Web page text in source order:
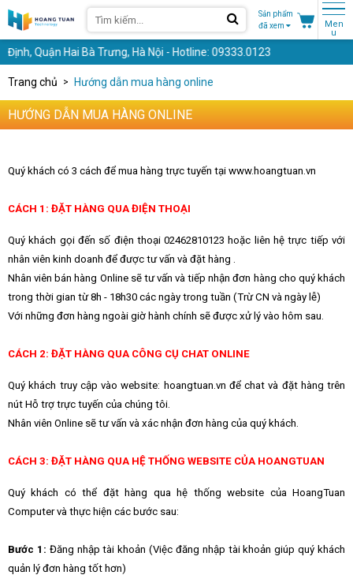
Sản phẩm
đã xem
Men
u
Quận Hai Bà Trưng, Hà Nội - Hotline: 09333.0123
Trang chủ Hướng dẫn mua hàng online
HƯỚNG DẪN MUA HÀNG ONLINE
Quý khách có 3 cách để mua hàng trực tuyến tại www.hoangtuan.vn
CÁCH 1: ĐẶT HÀNG QUA ĐIỆN THOẠI
Quý khách gọi đến số điện thoại 02462810123 hoặc liên hệ trực tiếp với
nhân viên kinh doanh để được tư vấn và đặt hàng .
Nhân viên bán hàng Online sẽ tư vấn và tiếp nhận đơn hàng cho quý khách
trong thời gian từ 8h - 18h30 các ngày trong tuần (Trừ CN và ngày lễ)
Với những đơn hàng ngoài giờ hành chính sẽ được xử lý vào hôm sau.
CÁCH 2: ĐẶT HÀNG QUA CÔNG CỤ CHAT ONLINE
Quý khách truy cập vào website: hoangtuan.vn để chat và đặt hàng trên
nút Hỗ trợ trực tuyến của chúng tôi.
Nhân viên Online sẽ tư vấn và xác nhận đơn hàng của quý khách.
CÁCH 3: ĐẶT HÀNG QUA HỆ THỐNG WEBSITE CỦA HOANGTUAN
Quý khách có thể đặt hàng qua hệ thống website của HoangTuan
Computer và thực hiện các bước sau:
Bước 1: Đăng nhập tài khoản (Việc đăng nhập tài khoản giúp quý khách
quản lý đơn hàng tốt hơn)